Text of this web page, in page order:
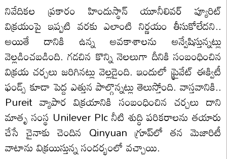
నివేదికల ప్రకారం హిందుస్థాన్ యూనీలివర్ ప్యూరిట్
విక్రయంపై ఇప్పటి వరకు ఎలాంటి నిర్ణయం తీసుకోలేదని..
అయితే దానికి ఉన్న అవకాశాలను అన్వేషిస్తున్నట్లు
వెల్లడించబడింది. గడచిన కొన్ని నెలలుగా దీనికి సంబంధించిన
విక్రయ చర్చలు జరిగినట్లు వెల్లడైంది. ఇందులో ప్రైవేట్ ఈక్విటీ
ఫండ్స్ కూడా పెద్ద ఎత్తున పాల్గొన్నట్లు తెలుస్తోంది. వాస్తవానికి..
Pureit వ్యాపార విక్రయానికి సంబంధించిన చర్చలు దాని
మాతృ సంస్థ Unilever Plc నీటి శుద్ధి పరికరాలను తయారు
చేసే చైనాకు చెందిన Qinyuan గ్రూప్‌లో తన మెజారిటీ
వాటాను విక్రయిస్తున్న సందర్భంలో వచ్చాయి.